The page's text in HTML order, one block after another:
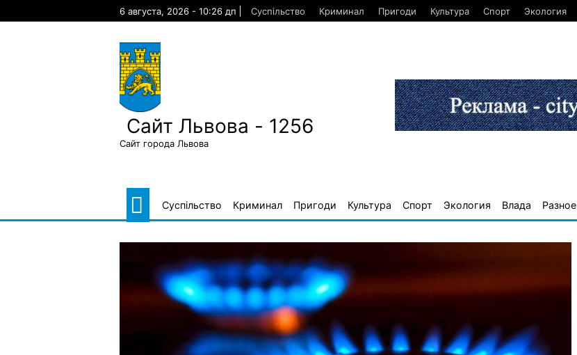
6 августа, 2026 - 10:26 дп Суспільство Криминал Пригоди Культура Спорт Экология
Сайт Львова - 1256
Сайт города Львова
Суспільство Криминал Пригоди Культура Спорт Экология Влада Разное